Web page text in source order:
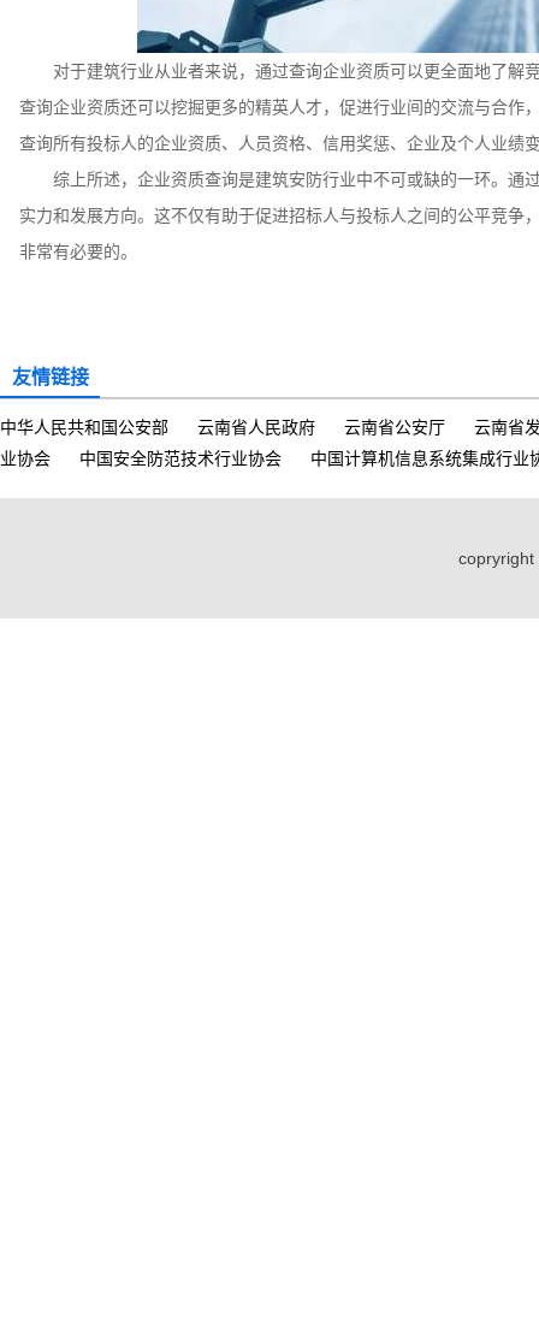
对于建筑行业从业者来说，通过查询企业资质可以更全面地了
查询企业资质还可以挖掘更多的精英人才，促进行业间的交流与合作
查询所有投标人的企业资质、人员资格、信用奖惩、企业及个人业绩
综上所述，企业资质查询是建筑安防行业中不可或缺的一环。通
实力和发展方向。这不仅有助于促进招标人与投标人之间的公平竞
非常有必要的。
友情链接
中华人民共和国公安部 云南省人民政府 云南省公安厅
云南省
业协会
中国安全防范技术行业协会 中国计算机信息系统集成行业